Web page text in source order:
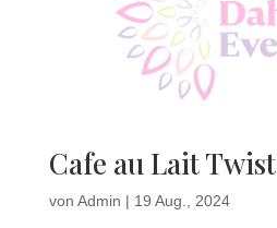
Cafe au Lait Twist
von Admin | 19 Aug., 2024